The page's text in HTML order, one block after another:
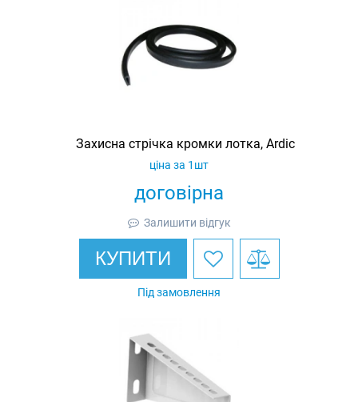
Захисна стрічка кромки лотка, Ardic
договірна
ціна за 1шт
Залишити відгук
КУПИТИ
Під замовлення